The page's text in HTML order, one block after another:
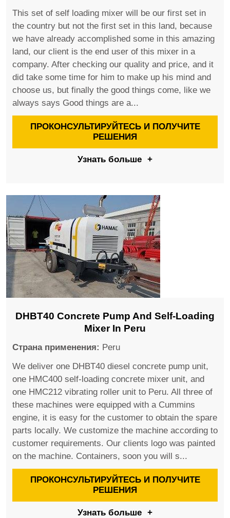
This set of self loading mixer will be our first set in
the country but not the first set in this land, because
we have already accomplished some in this amazing
land, our client is the end user of this mixer in a
company. After checking our quality and price, and it
did take some time for him to make up his mind and
choose us, but finally the good things come, like we
always says Good things are a...
ПРОКОНСУЛЬТИРУЙТЕСЬ И ПОЛУЧИТЕ
РЕШЕНИЯ
Узнать больше +
DHBT40 Concrete Pump And Self-Loading
Mixer In Peru
Страна применения: Peru
We deliver one DHBT40 diesel concrete pump unit,
one HMC400 self-loading concrete mixer unit, and
one HMC212 vibrating roller unit to Peru. All three of
these machines were equipped with a Cummins
engine, it is easy for the customer to obtain the spare
parts locally. We customize the machine according to
customer requirements. Our clients logo was painted
on the machine. Containers, soon you will s...
ПРОКОНСУЛЬТИРУЙТЕСЬ И ПОЛУЧИТЕ
РЕШЕНИЯ
Узнать больше +